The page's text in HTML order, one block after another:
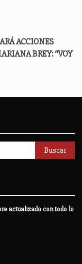
ACCIONES
BREY: “VOY
actualizado con todo lo